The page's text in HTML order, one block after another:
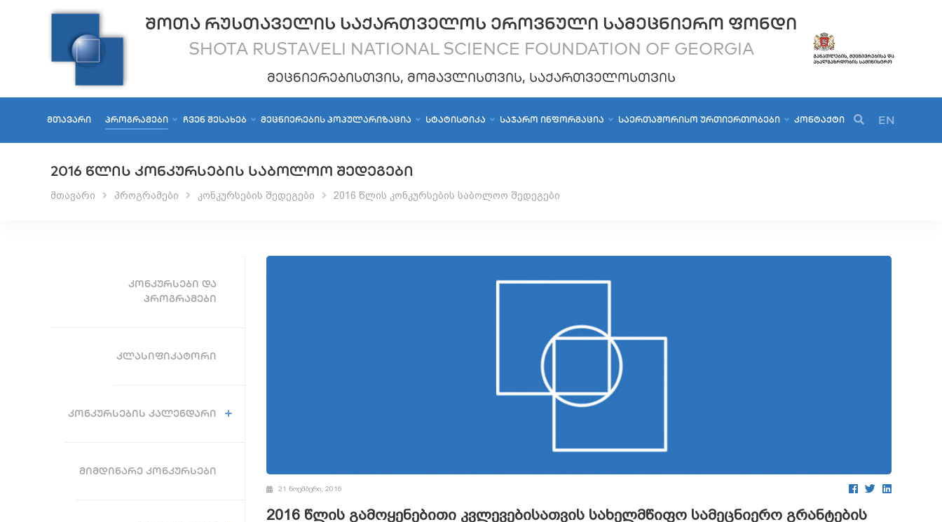
ᲨᲝᲗᲐ ᲠᲣᲡᲗᲐᲕᲔᲚᲘᲡ ᲡᲐᲥᲐᲠᲗᲕᲔᲚᲝᲡ ᲔᲠᲝᲕᲜᲣᲚᲘ ᲡᲐᲛᲔᲪᲜᲘᲔᲠᲝ ᲤᲝᲜᲓᲘ
SHOTA RUSTAVELI NATIONAL SCIENCE FOUNDATION OF GEORGIA
ᲛᲔᲪᲜᲘᲔᲠᲔᲑᲘᲡᲗᲕᲘᲡ, ᲛᲝᲛᲐᲕᲚᲘᲡᲗᲕᲘᲡ, ᲡᲐᲥᲐᲠᲗᲕᲔᲚᲝᲡᲗᲕᲘᲡ
ᲛᲗᲐᲕᲐᲠᲘ ᲞᲠᲝᲒᲠᲐᲛᲔᲑᲘ ᲩᲕᲔᲜ ᲨᲔᲡᲐᲮᲔᲑ ᲛᲔᲪᲜᲘᲔᲠᲔᲑᲘᲡ ᲞᲝᲞᲣᲚᲐᲠᲘᲖᲐᲪᲘᲐ ᲡᲢᲐᲢᲘᲡᲢᲘᲙᲐ ᲡᲐᲯᲐᲠᲝ ᲘᲜᲤᲝᲠᲛᲐᲪᲘᲐ ᲡᲐᲔᲠᲗᲐᲨᲝᲠᲘᲡᲝ ᲣᲠᲗᲘᲔᲠᲗᲝᲑᲔᲑᲘ ᲙᲝᲜᲢᲐᲥᲢᲘ EN
2016 ᲬᲚᲘᲡ ᲙᲝᲜᲙᲣᲠᲡᲔᲑᲘᲡ ᲡᲐᲑᲝᲚᲝᲝ ᲨᲔᲓᲔᲒᲔᲑᲘ
მთავარი პროგრამები კონკურსების შედეგები 2016 წლის კონკურსების საბოლოო შედეგები
ᲙᲝᲜᲙᲣᲠᲡᲔᲑᲘ ᲓᲐ
ᲞᲠᲝᲒᲠᲐᲛᲔᲑᲘ
ᲙᲚᲐᲡᲘᲤᲘᲙᲐᲢᲝᲠᲘ
ᲙᲝᲜᲙᲣᲠᲡᲔᲑᲘᲡ ᲙᲐᲚᲔᲜᲓᲐᲠᲘ
ᲛᲘᲛᲓᲘᲜᲐᲠᲔ ᲙᲝᲜᲙᲣᲠᲡᲔᲑᲘ
21 ნოემბერი, 2016
2016 წლის გამოყენებითი კვლევებისათვის სახელმწიფო სამეცნიერო გრანტების